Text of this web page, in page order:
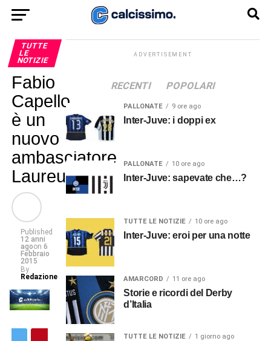
TUTTE
LE
NOTIZIE
Fabio
Capello
è un
nuovo
ambasciatore
Laureus
Published
12 anni
agoon 6
Febbraio
2015
By
Redazione
ADVERTISEMENT
RECENTI POPOLARI
PALLONATE 9 ore ago
Inter-Juve: i doppi ex
PALLONATE 10 ore ago
Inter-Juve: sapevate che…?
TUTTE LE NOTIZIE 10 ore ago
Inter-Juve: eroi per una notte
AMARCORD 11 ore ago
Storie e ricordi del Derby
d’Italia
TUTTE LE NOTIZIE 1 giorno ago